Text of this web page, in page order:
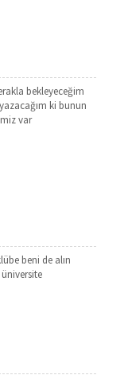
bekleyeceğim
ki bunun
var
beni de alın